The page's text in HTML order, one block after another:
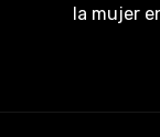
la mujer